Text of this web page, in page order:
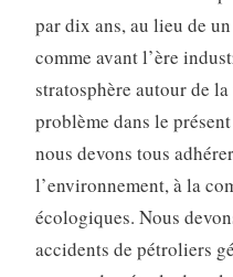
par dix ans, au lieu de
comme avant l’ère
stratosphère autour de
problème dans le
nous devons tous
l’environnement, à la
écologiques. Nous
accidents de pétroliers